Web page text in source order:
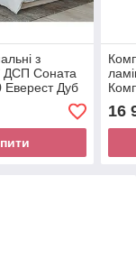
з
ДСП Соната
Еверест Дуб
16